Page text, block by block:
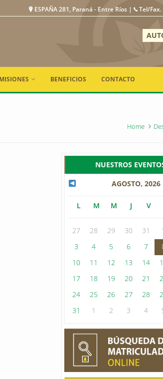
ESPAÑA 281, Paraná - Entre Ríos | Tel/Fax.
BENEFICIOS CONTACTO
Home
NUESTROS
AGOSTO, 2026
L M M J V
27 28 29 30 31
3
4 5 6 7
10
11 12 13 14
17
18 19 20 21
24
25 26 27 28
31
1 2 3 4